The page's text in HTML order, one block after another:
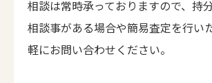
相談は常時承っておりますので、持
相談事がある場合や簡易査定を行い
軽にお問い合わせください。